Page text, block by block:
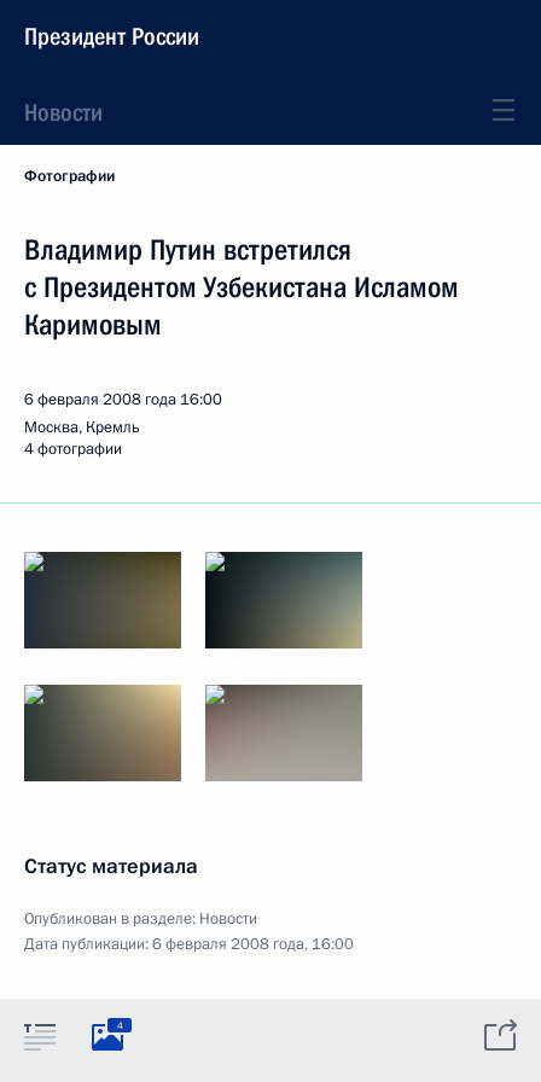
Президент России
Новости
Фотографии
Владимир Путин встретился
с Президентом Узбекистана Исламом
Каримовым
6 февраля 2008 года 16:00
Москва, Кремль
4 фотографии
Статус материала
Опубликован в разделе: Новости
Дата публикации:6 февраля 2008 года, 16:00
4